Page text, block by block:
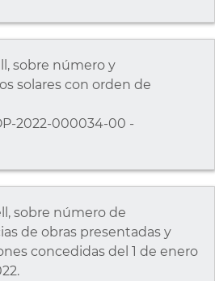
sobre número y
solares con orden de
2022-000034-00 -
sobre número de
de obras presentadas y
concedidas del 1 de enero